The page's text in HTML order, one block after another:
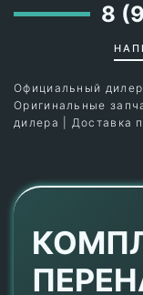
8
Официальный
Оригинальные
дилера | Доставка